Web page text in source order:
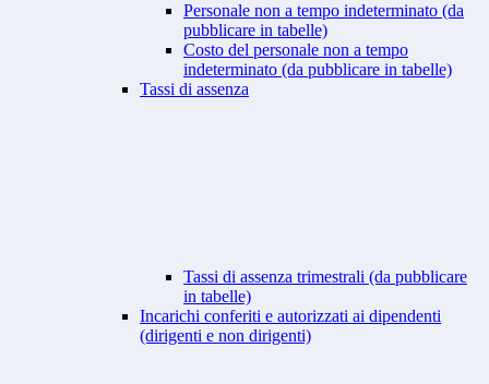
Personale non a tempo indeterminato (da
pubblicare in tabelle)
Costo del personale non a tempo
indeterminato (da pubblicare in tabelle)
Tassi di assenza
Tassi di assenza trimestrali (da pubblicare
in tabelle)
Incarichi conferiti e autorizzati ai dipendenti
(dirigenti e non dirigenti)